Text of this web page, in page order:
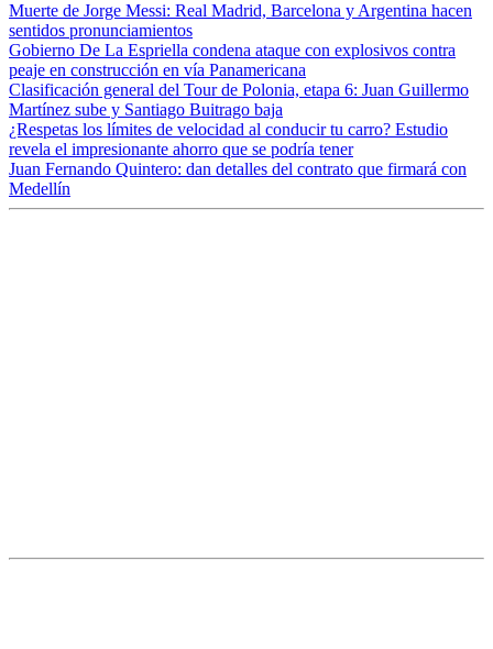
Muerte de Jorge Messi: Real Madrid, Barcelona y Argentina hacen
sentidos pronunciamientos
Gobierno De La Espriella condena ataque con explosivos contra
peaje en construcción en vía Panamericana
Clasificación general del Tour de Polonia, etapa 6: Juan Guillermo
Martínez sube y Santiago Buitrago baja
¿Respetas los límites de velocidad al conducir tu carro? Estudio
revela el impresionante ahorro que se podría tener
Juan Fernando Quintero: dan detalles del contrato que firmará con
Medellín